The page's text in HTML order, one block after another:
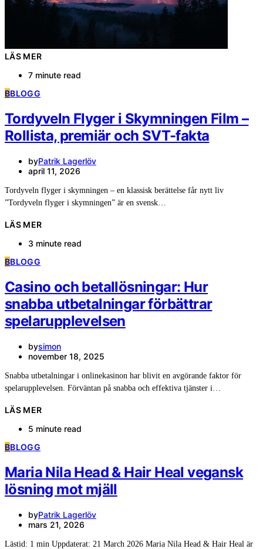
LÄS MER
7 minute read
BBLOGG
Tordyveln Flyger i Skymningen Film –
Rollista, premiär och SVT-fakta
byPatrik Lagerlöv
april 11, 2026
Tordyveln flyger i skymningen – en klassisk berättelse får nytt liv
”Tordyveln flyger i skymningen” är en svensk…
LÄS MER
3 minute read
BBLOGG
Casino och betallösningar: Hur
snabba utbetalningar förbättrar
spelarupplevelsen
bysimon
november 18, 2025
Snabba utbetalningar i onlinekasinon har blivit en avgörande faktor för
spelarupplevelsen. Förväntan på snabba och effektiva tjänster i…
LÄS MER
5 minute read
BBLOGG
Maria Nila Head & Hair Heal vegansk
lösning mot mjäll
byPatrik Lagerlöv
mars 21, 2026
Lästid: 1 min Uppdaterat: 21 March 2026 Maria Nila Head & Hair Heal är